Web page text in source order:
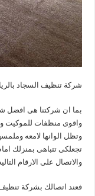
شركة تنظيف السجاد
بما ان شركتنا هى افضل
واقوى منظفات للموكيت
وتظل الوانها لامعه
تجعلكى تتباهى بمنزلك
والاتصال على الارقام التاليه 0562591150-
فعند اتصالك بشركة